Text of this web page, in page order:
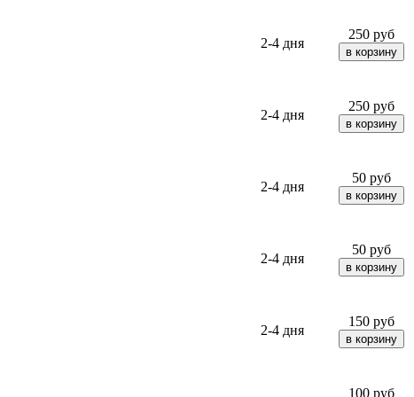
2-4 дня
250 руб
2-4 дня
250 руб
2-4 дня
50 руб
2-4 дня
50 руб
2-4 дня
150 руб
100 руб